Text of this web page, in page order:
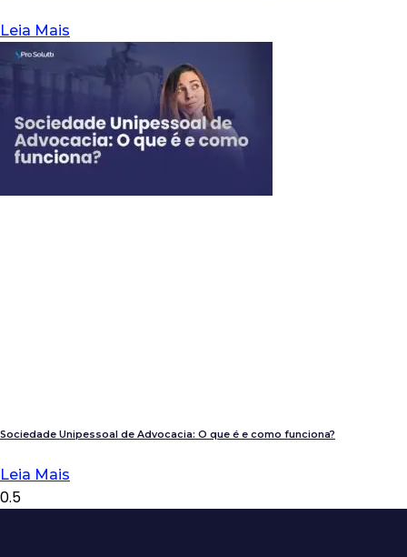
Leia Mais
Sociedade Unipessoal de Advocacia: O que é e como funciona?
Leia Mais